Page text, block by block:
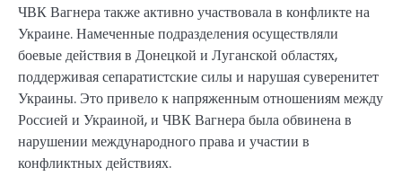
ЧВК Вагнера также активно участвовала в конфликте на
Украине. Намеченные подразделения осуществляли
боевые действия в Донецкой и Луганской областях,
поддерживая сепаратистские силы и нарушая суверенитет
Украины. Это привело к напряженным отношениям между
Россией и Украиной, и ЧВК Вагнера была обвинена в
нарушении международного права и участии в
конфликтных действиях.